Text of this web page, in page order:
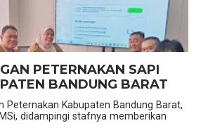
PETERNAKAN SAPI
BANDUNG BARAT
Peternakan Kabupaten Bandung Barat,
didampingi stafnya memberikan